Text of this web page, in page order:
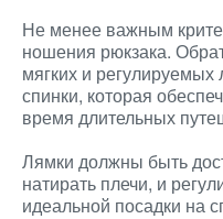
Не менее важным
ношения рюкзака.
мягких и регулируемых
спинки, которая
время длительных
Лямки должны быть
натирать плечи, и
идеальной посадки на